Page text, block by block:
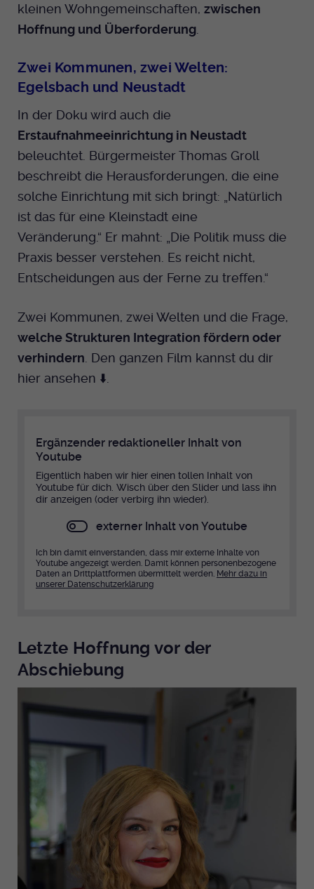
kleinen Wohngemeinschaften, zwischen
Hoffnung und Überforderung
Zwei Kommunen, zwei Welten:
Egelsbach und Neustadt
In der Doku wird auch die
Erstaufnahmeeinrichtung in Neustadt
beleuchtet. Bürgermeister Thomas Groll
beschreibt die Herausforderungen, die eine
solche Einrichtung mit sich bringt: „Natürlich
ist das für eine Kleinstadt eine
Veränderung.“ Er mahnt: „Die Politik muss die
Praxis besser verstehen. Es reicht nicht,
Entscheidungen aus der Ferne zu treffen.“
Zwei Kommunen, zwei Welten und die Frage,
welche Strukturen Integration fördern oder
verhindern . Den ganzen Film kannst du dir
hier ansehen ⬇️.
Ergänzender redaktioneller Inhalt von
Youtube
Eigentlich haben wir hier einen tollen Inhalt von
Youtube für dich. Wisch über den Slider und lass ihn
dir anzeigen (oder verbirg ihn wieder).
externer Inhalt von Youtube
Ich bin damit einverstanden, dass mir externe Inhalte von
Youtube angezeigt werden. Damit können personenbezogene
Daten an Drittplattformen übermittelt werden. Mehr dazu in
unserer Datenschutzerklärung
Letzte Hoffnung vor der
Abschiebung